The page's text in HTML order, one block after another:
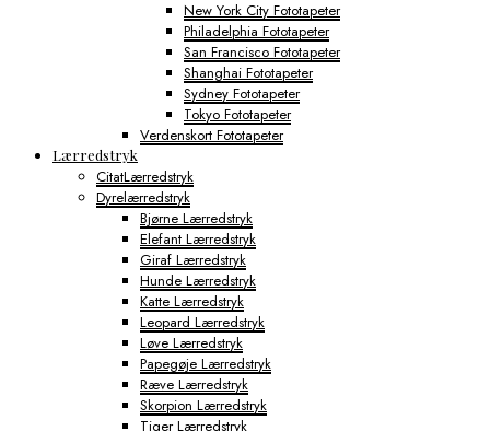
New York City Fototapeter
Philadelphia Fototapeter
San Francisco Fototapeter
Shanghai Fototapeter
Sydney Fototapeter
Tokyo Fototapeter
Verdenskort Fototapeter
Lærredstryk
CitatLærredstryk
Dyrelærredstryk
Bjørne Lærredstryk
Elefant Lærredstryk
Giraf Lærredstryk
Hunde Lærredstryk
Katte Lærredstryk
Leopard Lærredstryk
Løve Lærredstryk
Papegøje Lærredstryk
Ræve Lærredstryk
Skorpion Lærredstryk
Tiger Lærredstryk